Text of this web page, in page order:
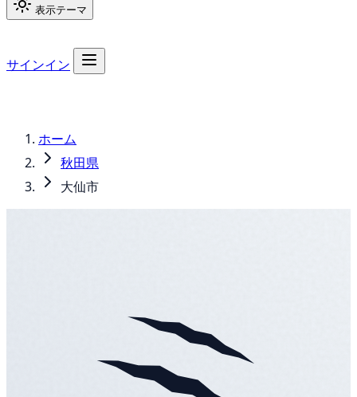
表示テーマ
サインイン
ホーム
秋田県
大仙市